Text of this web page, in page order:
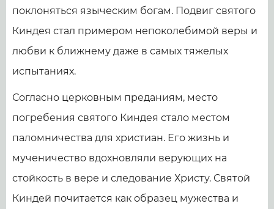
поклоняться языческим богам. Подвиг святого
Киндея стал примером непоколебимой веры и
любви к ближнему даже в самых тяжелых
испытаниях.
Согласно церковным преданиям, место
погребения святого Киндея стало местом
паломничества для христиан. Его жизнь и
мученичество вдохновляли верующих на
стойкость в вере и следование Христу. Святой
Киндей почитается как образец мужества и